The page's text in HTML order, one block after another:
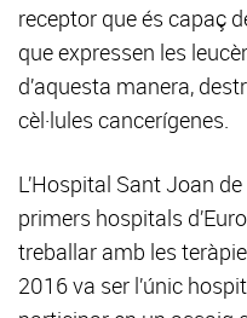
receptor que és capaç
que expressen les
d’aquesta manera,
cèl·lules cancerígenes.
L’Hospital Sant Joan
primers hospitals
treballar amb les
2016 va ser l’únic